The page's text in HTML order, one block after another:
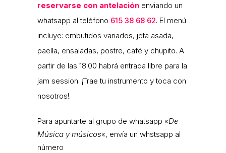
reservarse con antelación enviando un
whatsapp al teléfono 615 38 68 62. El menú
incluye: embutidos variados, jeta asada,
paella, ensaladas, postre, café y chupito. A
partir de las 18:00 habrá entrada libre para la
jam session. ¡Trae tu instrumento y toca con
nosotros!.
Para apuntarte al grupo de whatsapp «De
Música y músicos«, envía un whstsapp al
número